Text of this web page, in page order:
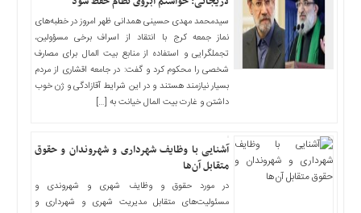
منوی
اصلی
صفحه
اخبار
سیدمحمد مهدی حسینی همدانی ظهر امروز در خطبه‌های
نماز جمعه کرج با انتقاد از اسراف برخی مسؤولین،
تجملگرایی و استفاده از منابع بیت المال برای مصارف
شخصی را محکوم کرد و گفت: در جامعه اقشاری از مردم
بسیار نیازمند هستند و در این شرایط آقازادگی و ژن خوب
داشتن و غارت بیت المال خیانت به […]
آشنایی با وظایف شهرداری و شهروندان و حقوق
متقابل آن‌ها
در مورد حقوق و وظایف شهری و شهروندی و
مسئولیت‌های متقابل مدیریت شهری و شهرداری و